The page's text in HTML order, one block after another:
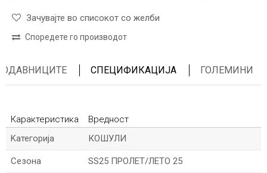
Зачувајте во списокот со желби
Споредете го производот
СПЕЦИФИКАЦИЈА ГОЛЕМИНИ
Карактеристика
Вредност
Kатегорија
КОШУЛИ
Сезона SS25 ПРОЛЕТ/ЛЕТО 25